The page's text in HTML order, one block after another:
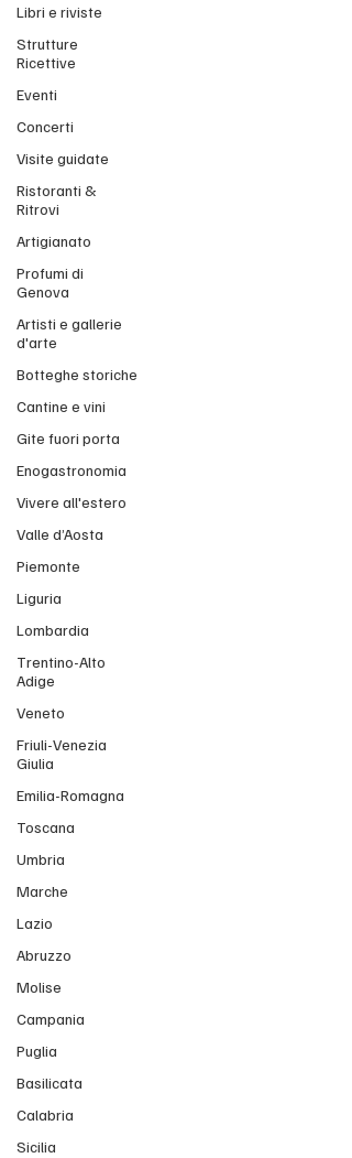
Libri e riviste
Strutture
Ricettive
Eventi
Concerti
Visite guidate
Ristoranti &
Ritrovi
Artigianato
Profumi di
Genova
Artisti e gallerie
d'arte
Botteghe storiche
Cantine e vini
Gite fuori porta
Enogastronomia
Vivere all'estero
Valle d’Aosta
Piemonte
Liguria
Lombardia
Trentino-Alto
Adige
Veneto
Friuli-Venezia
Giulia
Emilia-Romagna
Toscana
Umbria
Marche
Lazio
Abruzzo
Molise
Campania
Puglia
Basilicata
Calabria
Sicilia